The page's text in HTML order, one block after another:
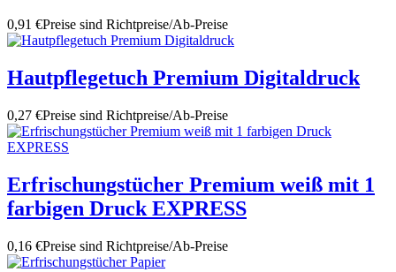
0,91 €Preise sind Richtpreise/Ab-Preise
Hautpflegetuch Premium Digitaldruck
0,27 €Preise sind Richtpreise/Ab-Preise
Erfrischungstücher Premium weiß mit 1
farbigen Druck EXPRESS
0,16 €Preise sind Richtpreise/Ab-Preise